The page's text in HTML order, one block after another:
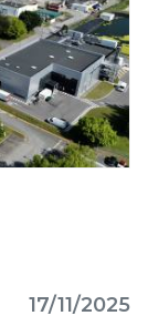
17/11/2025